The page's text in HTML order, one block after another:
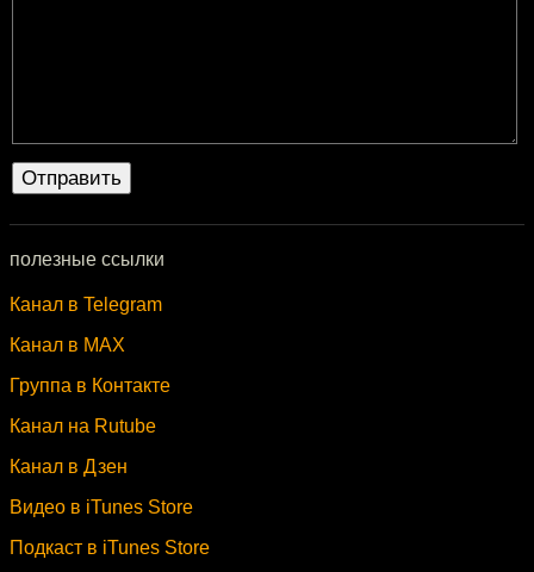
полезные ссылки
Канал в Telegram
Канал в MAX
Группа в Контакте
Канал на Rutube
Канал в Дзен
Видео в iTunes Store
Подкаст в iTunes Store